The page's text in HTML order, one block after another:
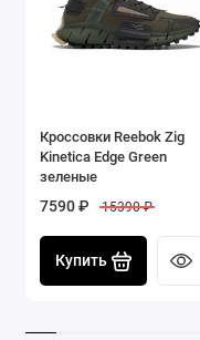
Кроссовки Reebok Zig
Kinetica Edge Green
зеленые
7590 ₽ 15390 ₽
Купить